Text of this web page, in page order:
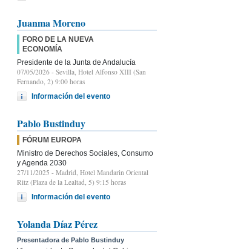
Juanma Moreno
FORO DE LA NUEVA
ECONOMÍA
Presidente de la Junta de Andalucía
07/05/2026 - Sevilla, Hotel Alfonso XIII (San
Fernando, 2) 9:00 horas
Información del evento
Pablo Bustinduy
FÓRUM EUROPA
Ministro de Derechos Sociales, Consumo
y Agenda 2030
27/11/2025 - Madrid, Hotel Mandarin Oriental
Ritz (Plaza de la Lealtad, 5) 9:15 horas
Información del evento
Yolanda Díaz Pérez
Presentadora de Pablo Bustinduy